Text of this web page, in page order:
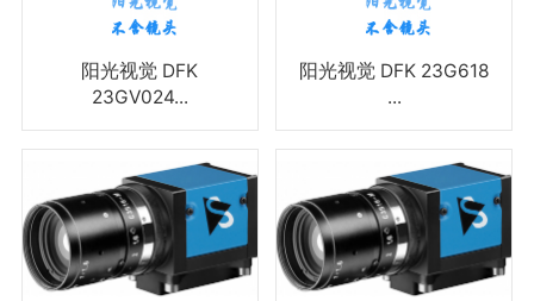
阳光视觉 DFK
23GV024...
阳光视觉 DFK 23G618
...